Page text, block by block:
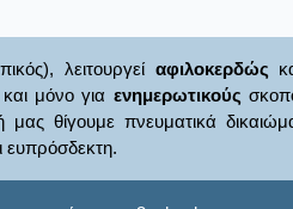
λειτουργεί αφιλοκερδώς
μόνο για ενημερωτικούς
θίγουμε πνευματικά
ευπρόσδεκτη.